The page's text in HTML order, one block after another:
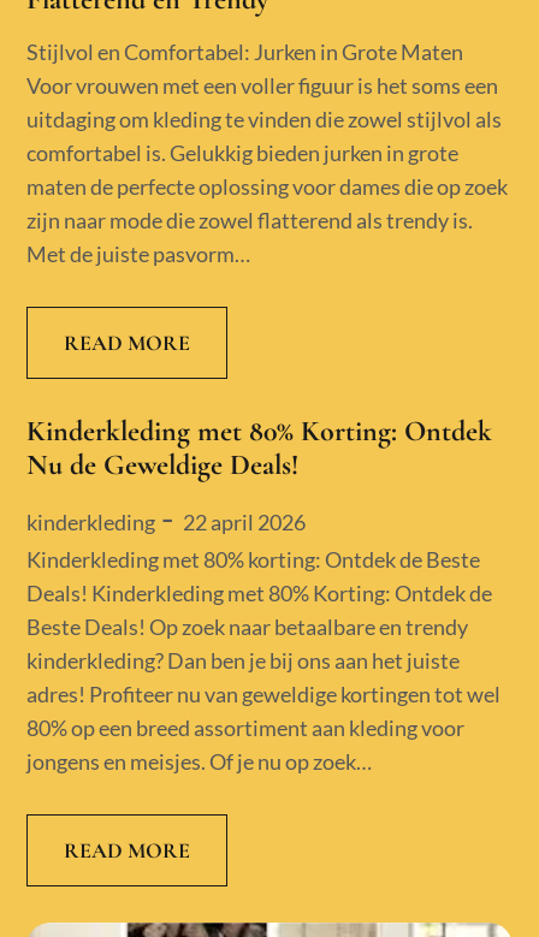
Stijlvol en Comfortabel: Jurken in Grote Maten
Voor vrouwen met een voller figuur is het soms een
uitdaging om kleding te vinden die zowel stijlvol als
comfortabel is. Gelukkig bieden jurken in grote
maten de perfecte oplossing voor dames die op zoek
zijn naar mode die zowel flatterend als trendy is.
Met de juiste pasvorm…
READ MORE
Kinderkleding met 80% Korting: Ontdek
Nu de Geweldige Deals!
kinderkleding
Posted
on
22 april 2026
Kinderkleding met 80% korting: Ontdek de Beste
Deals! Kinderkleding met 80% Korting: Ontdek de
Beste Deals! Op zoek naar betaalbare en trendy
kinderkleding? Dan ben je bij ons aan het juiste
adres! Profiteer nu van geweldige kortingen tot wel
80% op een breed assortiment aan kleding voor
jongens en meisjes. Of je nu op zoek…
READ MORE